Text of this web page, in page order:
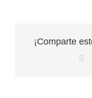
¡Comparte